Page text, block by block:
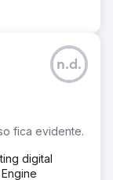
fica evidente.
n.d.
digital